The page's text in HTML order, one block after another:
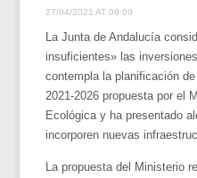
27/04/2021 AT 09:09
La Junta de Andalucía
insuficientes» las
contempla la planificación
2021-2026 propuesta por el
Ecológica y ha presentado
incorporen nuevas
La propuesta del Ministerio